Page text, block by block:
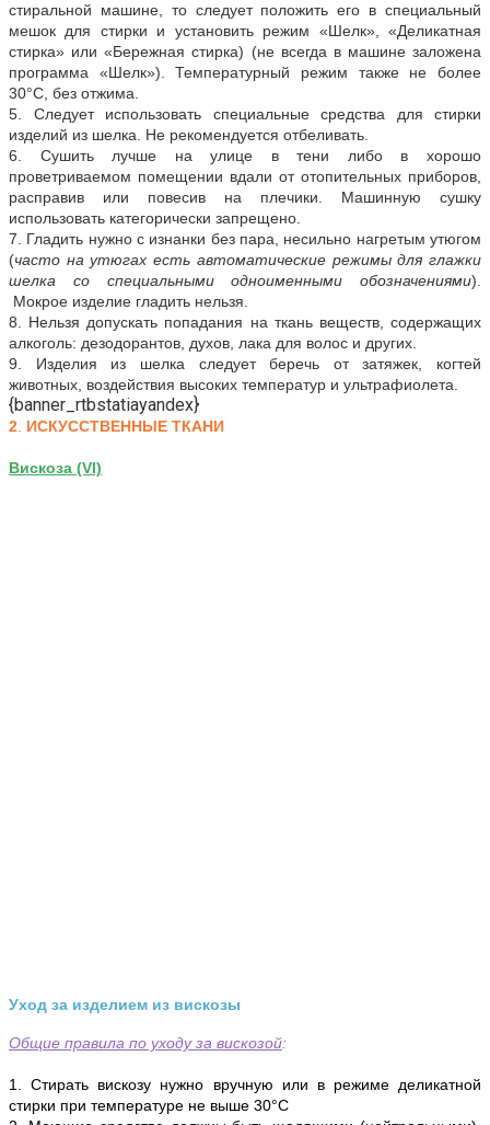
стиральной машине, то следует положить его в специальный
мешок для стирки и установить режим «Шелк», «Деликатная
стирка» или «Бережная стирка) (не всегда в машине заложена
программа «Шелк»). Температурный режим также не более
30°С, без отжима.
5. Следует использовать специальные средства для стирки
изделий из шелка. Не рекомендуется отбеливать.
6. Сушить лучше на улице в тени либо в хорошо
проветриваемом помещении вдали от отопительных приборов,
расправив или повесив на плечики. Машинную сушку
использовать категорически запрещено.
7. Гладить нужно с изнанки без пара, несильно нагретым утюгом
(часто на утюгах есть автоматические режимы для глажки
шелка со специальными одноименными обозначениями).
Мокрое изделие гладить нельзя.
8. Нельзя допускать попадания на ткань веществ, содержащих
алкоголь: дезодорантов, духов, лака для волос и других.
9. Изделия из шелка следует беречь от затяжек, когтей
животных, воздействия высоких температур и ультрафиолета.
{banner_rtbstatiayandex}
2. ИСКУССТВЕННЫЕ ТКАНИ
Вискоза (VI)
Уход за изделием из вискозы
Общие правила по уходу за вискозой:
1. Стирать вискозу нужно вручную или в режиме деликатной
стирки при температуре не выше 30°С